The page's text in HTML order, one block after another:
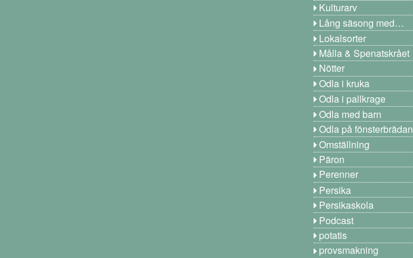
Kulturarv
Lång säsong med…
Lokalsorter
Målla & Spenatskrået
Nötter
Odla i kruka
Odla i pallkrage
Odla med barn
Odla på fönsterbrädan
Omställning
Päron
Perenner
Persika
Persikaskola
Podcast
potatis
provsmakning